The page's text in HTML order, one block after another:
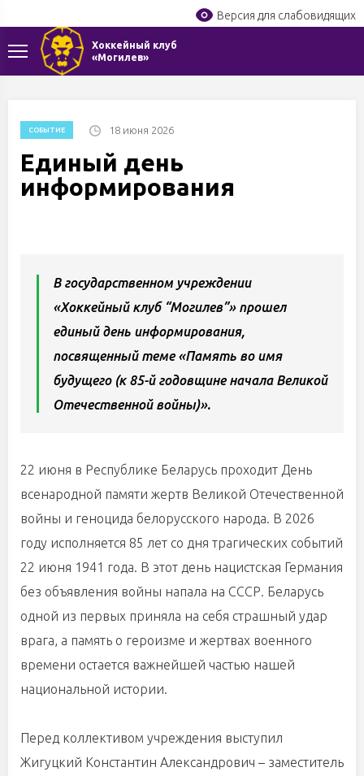
Версия для слабовидящих
Хоккейный клуб
«Могилев»
СОБЫТИЕ 18 июня 2026
Единый день
информирования
В государственном учреждении
«Хоккейный клуб “Могилев”» прошел
единый день информирования,
посвященный теме «Память во имя
будущего (к 85-й годовщине начала Великой
Отечественной войны)».
22 июня в Республике Беларусь проходит День
всенародной памяти жертв Великой Отечественной
войны и геноцида белорусского народа. В 2026
году исполняется 85 лет со дня трагических событий
22 июня 1941 года. В этот день нацистская Германия
без объявления войны напала на СССР. Беларусь
одной из первых приняла на себя страшный удар
врага, а память о героизме и жертвах военного
времени остается важнейшей частью нашей
национальной истории.
Перед коллективом учреждения выступил
Жигуцкий Константин Александрович – заместитель